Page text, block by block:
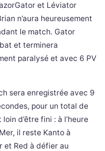
et Léviator
n’aura heureusement
le match. Gator
et terminera
paralysé et avec 6 PV
sera enregistrée avec 9
pour un total de
d’être fini : à l’heure
il reste Kanto à
et Red à défier au